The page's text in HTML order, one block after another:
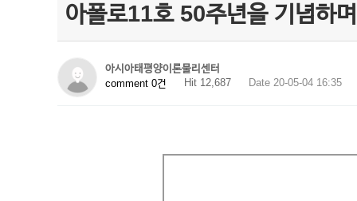
아폴로11호 50주년을 기념하며
아시아태평양이론물리센터
comment 0건
Hit 12,687 Date 20-05-04 16:35